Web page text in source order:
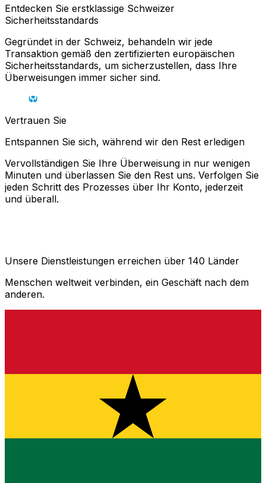
Entdecken Sie erstklassige Schweizer
Sicherheitsstandards
Gegründet in der Schweiz, behandeln wir jede
Transaktion gemäß den zertifizierten europäischen
Sicherheitsstandards, um sicherzustellen, dass Ihre
Überweisungen immer sicher sind.
Vertrauen Sie
Entspannen Sie sich, während wir den Rest erledigen
Vervollständigen Sie Ihre Überweisung in nur wenigen
Minuten und überlassen Sie den Rest uns. Verfolgen Sie
jeden Schritt des Prozesses über Ihr Konto, jederzeit
und überall.
Unsere Dienstleistungen erreichen über 140 Länder
Menschen weltweit verbinden, ein Geschäft nach dem
anderen.